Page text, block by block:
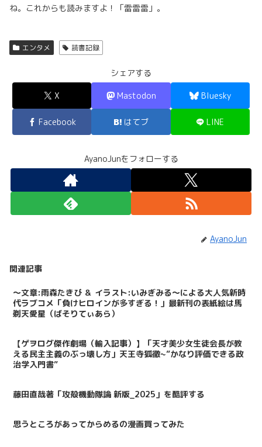
ね。これからも読みますよ！「雷雷雷」。
エンタメ 読書記録
シェアする
X Mastodon Bluesky
Facebook はてブ LINE
AyanoJunをフォローする
AyanoJun
関連記事
～文章:雨森たきび ＆ イラスト:いみぎみる～による大人気新時
代ラブコメ「負けヒロインが多すぎる！」最新刊の表紙絵は馬
剃天愛星（ばそりてぃあら）
【ゲヲログ傑作劇場（輸入記事）】「天才美少女生徒会長が教
える民主主義のぶっ壊し方」天王寺狐徹~”かなり評価できる政
治学入門書”
藤田直哉著「攻殻機動隊論 新版_2025」を酷評する
思うところがあってからめるの漫画買ってみた